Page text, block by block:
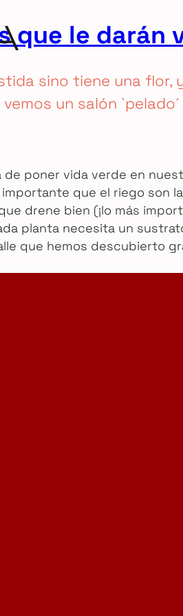
que le darán
sino tiene una
un salón
de poner vida verde en
que el riego son
drene bien (¡lo más
planta necesita un
que hemos descubierto